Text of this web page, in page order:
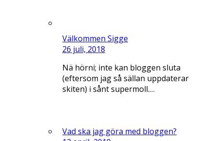
Välkommen Sigge
26 juli, 2018
Nä hörni; inte kan bloggen sluta
(eftersom jag så sällan uppdaterar
skiten) i sånt supermoll.…
Vad ska jag göra med bloggen?